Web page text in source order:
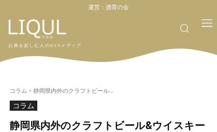
運営： 酒育の会
お酒を楽しむ人のWEBメディア
コラム 静岡県内外のクラフトビール...
コラム
静岡県内外のクラフトビール&ウイスキー